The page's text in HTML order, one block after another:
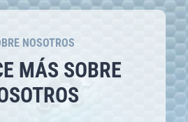
NOSOTROS
MÁS SOBRE